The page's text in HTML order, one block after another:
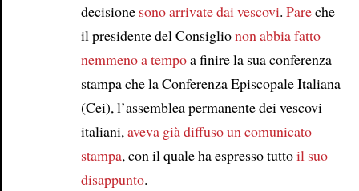
decisione sono arrivate dai vescovi. Pareche
il presidente del Consiglionon abbia fatto
nemmeno a tempoa finire la sua conferenza
stampa che la Conferenza Episcopale Italiana
(Cei), l’assemblea permanente dei vescovi
italiani, aveva già diffusoun comunicato
stampa, con il quale ha espresso tuttoil suo
disappunto.